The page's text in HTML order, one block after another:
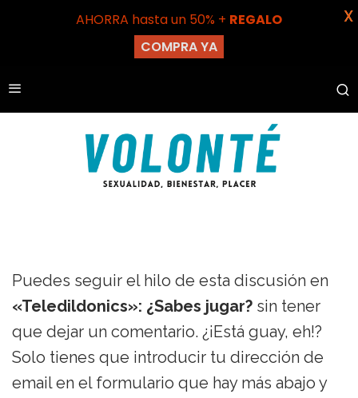
Puedes seguir el hilo de esta discusión en
«Teledildonics»: ¿Sabes jugar? sin tener
que dejar un comentario. ¿¡Está guay, eh!?
Solo tienes que introducir tu dirección de
email en el formulario que hay más abajo y
AHORRA hasta un 50% + REGALO
COMPRA YA
X